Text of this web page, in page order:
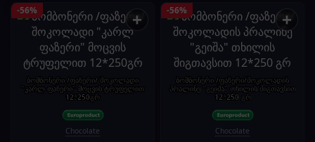
-56% +
ბომბონერი /ფაზერი/ შოკოლადი
"კარლ ფაზერი" მოცვის ტრუფელით
12*250გრ
Chocolate
-56% +
ბომბონერი /ფაზერი/შოკოლადის
პრალინე "გეიშა" თხილის შიგთავსით
12*250 გრ
Chocolate